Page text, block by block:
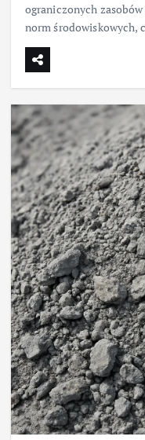
ograniczonych
norm środowiskowych,